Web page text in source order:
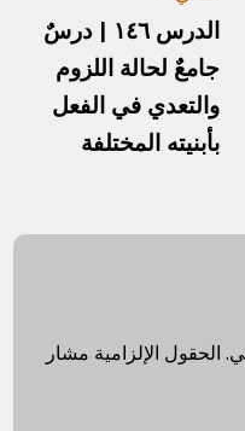
الدرس ١٤٦ | درسٌ
جامعٌ لحالة اللزوم
والتعدي في الفعل
بأبنيته المختلفة
الحقول الإلزامية مشار